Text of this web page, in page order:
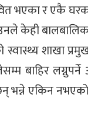
भएका र एकै
केही
शाखा
बाहिर
भन्ने एकिन